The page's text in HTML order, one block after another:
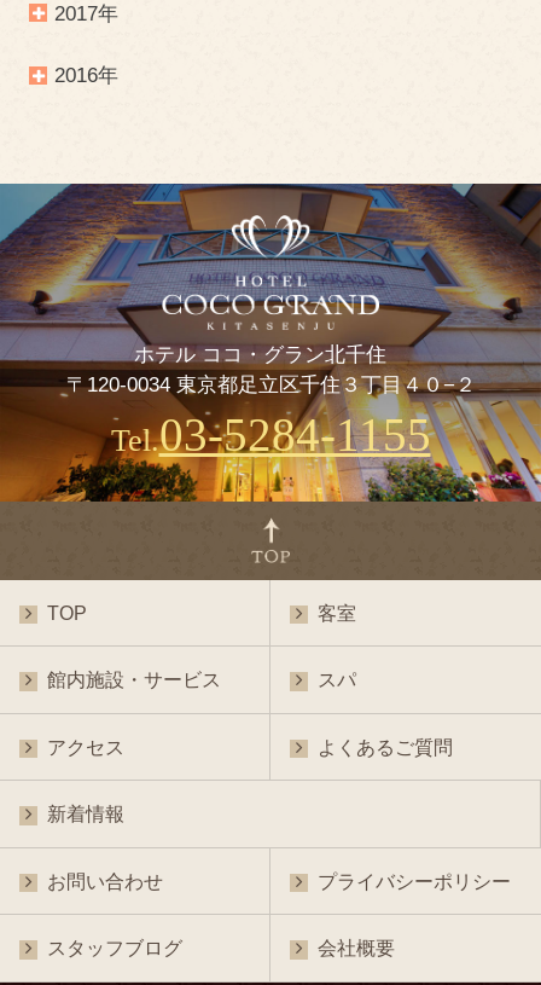
2017年
2016年
ホテル ココ・グラン北千住
〒120-0034 東京都足立区千住３丁目４０−２
Tel.03-5284-1155
TOP 客室
館内施設・サービス スパ
アクセス よくあるご質問
新着情報
お問い合わせ プライバシーポリシー
スタッフブログ 会社概要